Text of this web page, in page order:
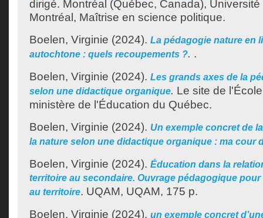
dirigé. Montréal (Québec, Canada),
Montréal, Maîtrise en science politique.
Boelen, Virginie (2024). La pédagogie nature en
autochtone : quels recoupements ?. .
Boelen, Virginie (2024). Les grands axes de la
selon une didactique organique. Le site de
ministère de l'Éducation du Québec.
Boelen, Virginie (2024). Un exemple concret de
la nature selon une didactique organique : ma cour
Boelen, Virginie (2024). Éducation dans la
territoire au secondaire. Ouvrage pédagogique
au territoire. UQAM, UQAM, 175 p.
Boelen, Virginie (2024). un exemple concret